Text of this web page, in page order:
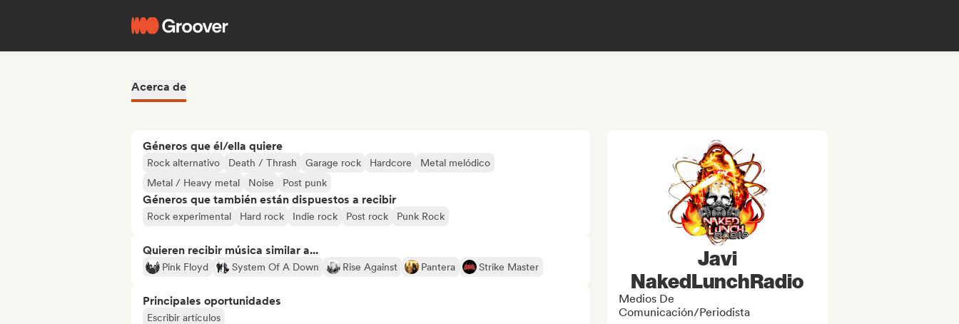
Acerca de
Géneros que él/ella quiere
Rock alternativo Death / Thrash Garage rock Hardcore
Metal melódico
Metal / Heavy metal
Noise Post punk
Géneros que también están dispuestos a recibir
Rock experimental Hard rock Indie rock Post rock Punk Rock
Quieren recibir música similar a...
Pink Floyd System Of A Down Rise Against Pantera Strike Master
Principales oportunidades
Escribir artículos
Javi
NakedLunchRadio
Medios De
Comunicación/Periodista